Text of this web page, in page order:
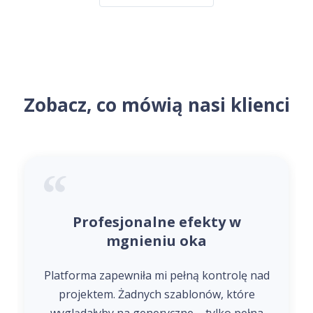
Zobacz, co mówią nasi klienci
Profesjonalne efekty w
mgnieniu oka
Platforma zapewniła mi pełną kontrolę nad
projektem. Żadnych szablonów, które